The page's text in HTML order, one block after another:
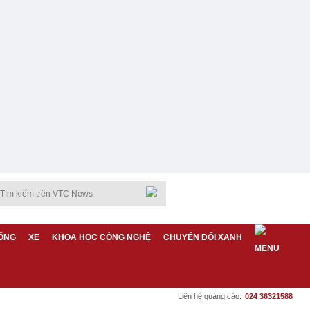
XE KHOA HỌC CÔNG NGHỆ CHUYỂN ĐỔI XANH
Liên hệ quảng cáo: 024 36321588